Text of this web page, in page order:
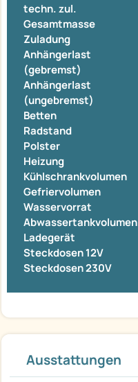
techn. zul.
Gesamtmasse
Zuladung
Anhängerlast
(gebremst)
Anhängerlast
(ungebremst)
Betten
Radstand
Polster
Heizung
Kühlschrankvolumen
Gefriervolumen
Wasservorrat
Abwassertankvolumen
Ladegerät
Steckdosen 12V
Steckdosen 230V
Ausstattungen